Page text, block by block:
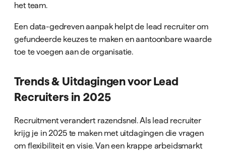
het team.
Een data-gedreven aanpak helpt de lead recruiter om
gefundeerde keuzes te maken en aantoonbare waarde
toe te voegen aan de organisatie.
Trends & Uitdagingen voor Lead
Recruiters in 2025
Recruitment verandert razendsnel. Als lead recruiter
krijg je in 2025 te maken met uitdagingen die vragen
om flexibiliteit en visie. Van een krappe arbeidsmarkt